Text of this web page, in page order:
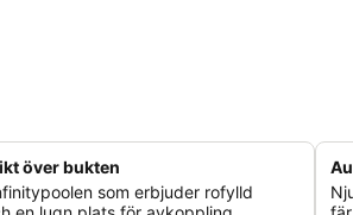
över bukten
som erbjuder rofylld